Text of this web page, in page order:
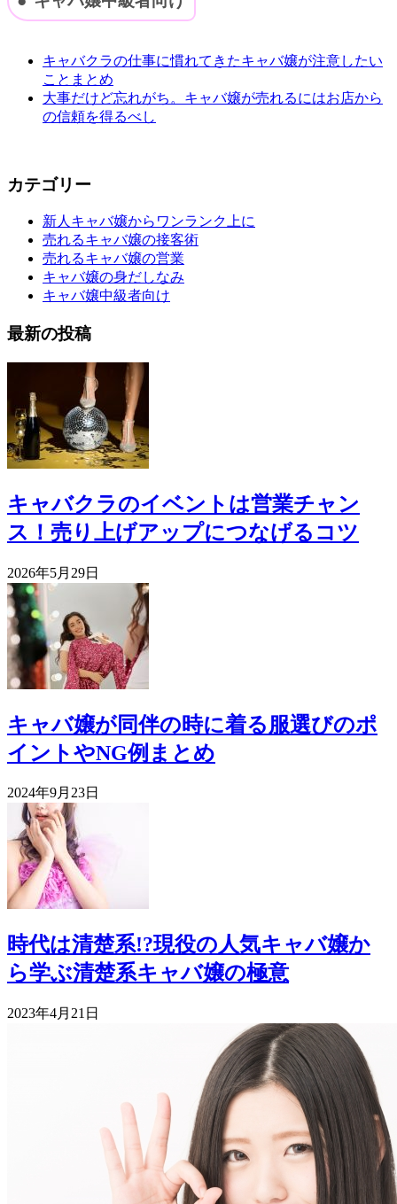
キャバクラの仕事に慣れてきたキャバ嬢が注意したい
ことまとめ
大事だけど忘れがち。キャバ嬢が売れるにはお店から
の信頼を得るべし
カテゴリー
新人キャバ嬢からワンランク上に
売れるキャバ嬢の接客術
売れるキャバ嬢の営業
キャバ嬢の身だしなみ
キャバ嬢中級者向け
最新の投稿
キャバクラのイベントは営業チャン
ス！売り上げアップにつなげるコツ
2026年5月29日
キャバ嬢が同伴の時に着る服選びのポ
イントやNG例まとめ
2024年9月23日
時代は清楚系!?現役の人気キャバ嬢か
ら学ぶ清楚系キャバ嬢の極意
2023年4月21日